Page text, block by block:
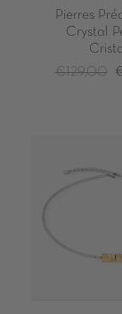
Pierres
Crystal
€129,00